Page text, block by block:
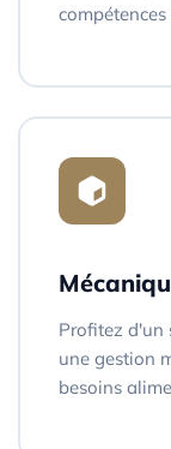
Profitez d'un
une gestion
besoins